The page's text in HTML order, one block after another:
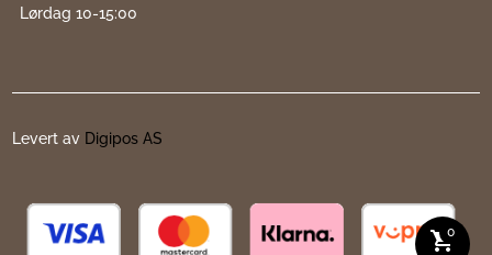
shopping_cart
0
Lørdag 10-15:00
Levert av Digipos AS